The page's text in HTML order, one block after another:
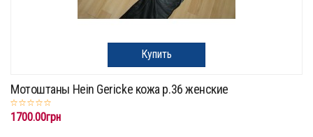
Купить
Мотоштаны Hein Gericke кожа р.36 женские
1700.00грн